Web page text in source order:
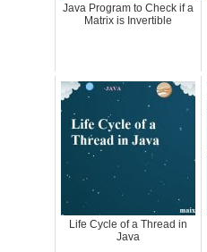
Java Program to Check if a
Matrix is Invertible
Life Cycle of a Thread in
Java